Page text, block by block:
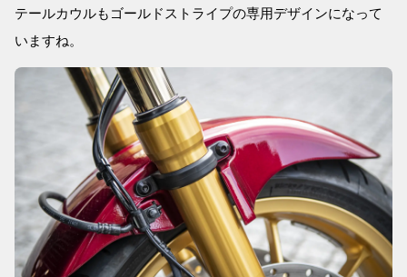
テールカウルもゴールドストライプの専用デザインになって
いますね。